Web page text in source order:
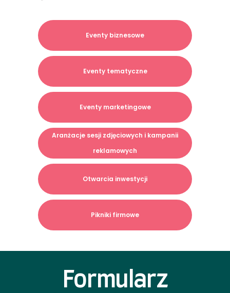
ustalamy indywidualnie,
dopasowując go do potrzeb
klienta.
Eventy biznesowe
Eventy tematyczne
Eventy marketingowe
Aranżacje sesji zdjęciowych i kampanii
reklamowych
Otwarcia inwestycji
Pikniki firmowe
Formularz